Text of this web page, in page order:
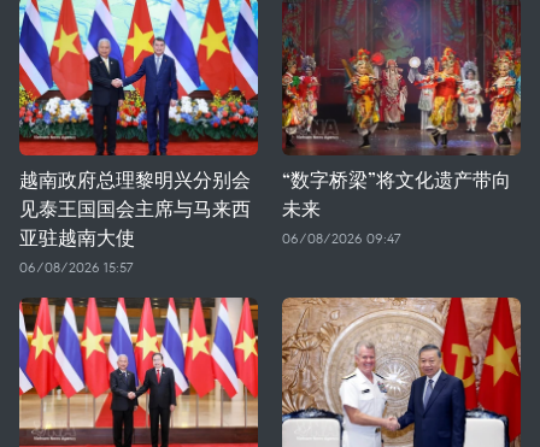
越南政府总理黎明兴分别会
见泰王国国会主席与马来西
亚驻越南大使
06/08/2026 15:57
“数字桥梁”将文化遗产带向
未来
06/08/2026 09:47